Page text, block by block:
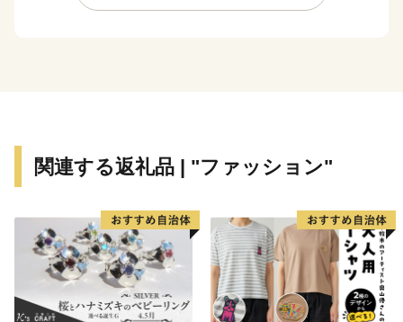
しのぶ街並みが残っています。また、豊かな自然にも恵
さばえスイーツなど、数え切れない魅力があふれていま
〈プライバシーポリシー（個人情報保護方針）につい
て〉
関連する返礼品 | "ファッション"